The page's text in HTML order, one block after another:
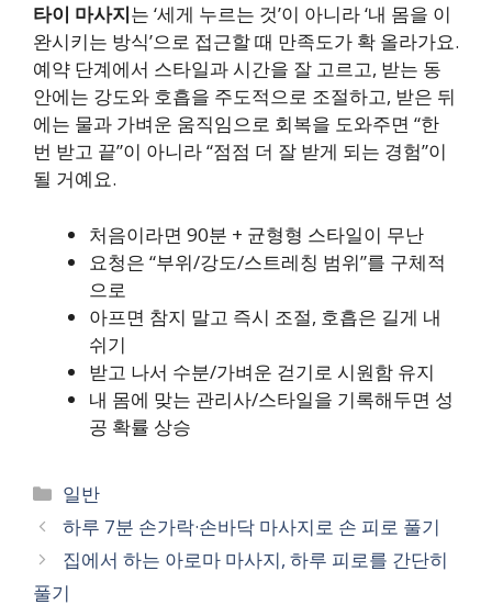
타이 마사지는 ‘세게 누르는 것’이 아니라 ‘내 몸을 이
완시키는 방식’으로 접근할 때 만족도가 확 올라가요.
예약 단계에서 스타일과 시간을 잘 고르고, 받는 동
안에는 강도와 호흡을 주도적으로 조절하고, 받은 뒤
에는 물과 가벼운 움직임으로 회복을 도와주면 “한
번 받고 끝”이 아니라 “점점 더 잘 받게 되는 경험”이
될 거예요.
처음이라면 90분 + 균형형 스타일이 무난
요청은 “부위/강도/스트레칭 범위”를 구체적
으로
아프면 참지 말고 즉시 조절, 호흡은 길게 내
쉬기
받고 나서 수분/가벼운 걷기로 시원함 유지
내 몸에 맞는 관리사/스타일을 기록해두면 성
공 확률 상승
카
테
고
리
일반
하루 7분 손가락·손바닥 마사지로 손 피로 풀기
집에서 하는 아로마 마사지, 하루 피로를 간단히
풀기